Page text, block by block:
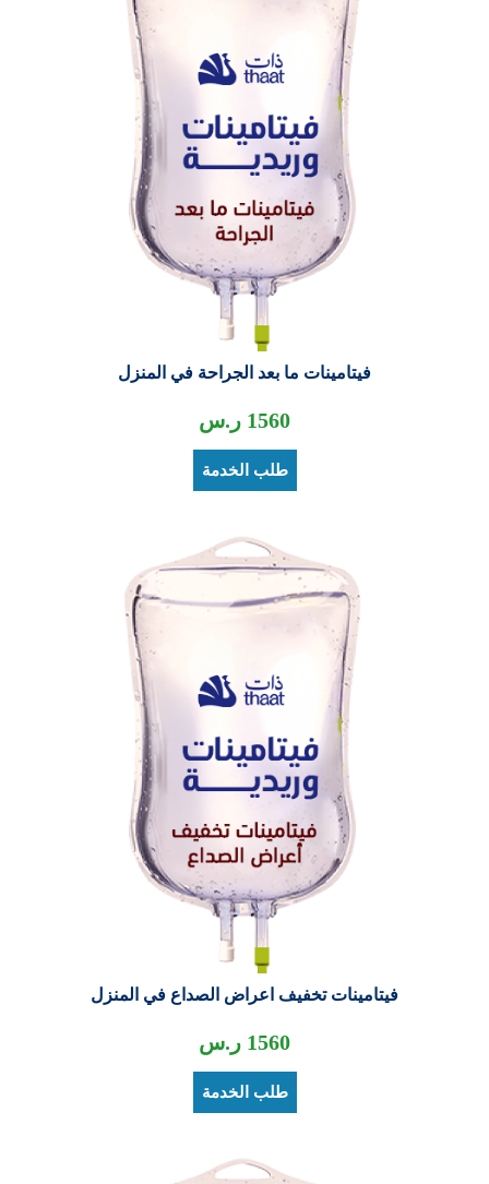
فيتامينات ما بعد الجراحة في المنزل
1560 ر.س
طلب الخدمة
فيتامينات تخفيف اعراض الصداع في المنزل
1560 ر.س
طلب الخدمة